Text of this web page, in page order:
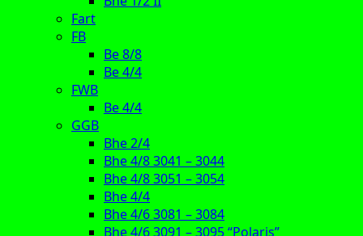
Fart
FB
Be 8/8
Be 4/4
FWB
Be 4/4
GGB
Bhe 2/4
Bhe 4/8 3041 – 3044
Bhe 4/8 3051 – 3054
Bhe 4/4
Bhe 4/6 3081 – 3084
Bhe 4/6 3091 – 3095 “Polaris”